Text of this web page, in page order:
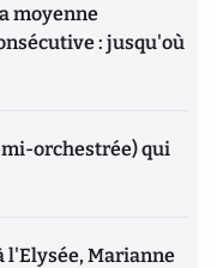
moyenne
: jusqu'où
orchestrée) qui
l'Elysée, Marianne